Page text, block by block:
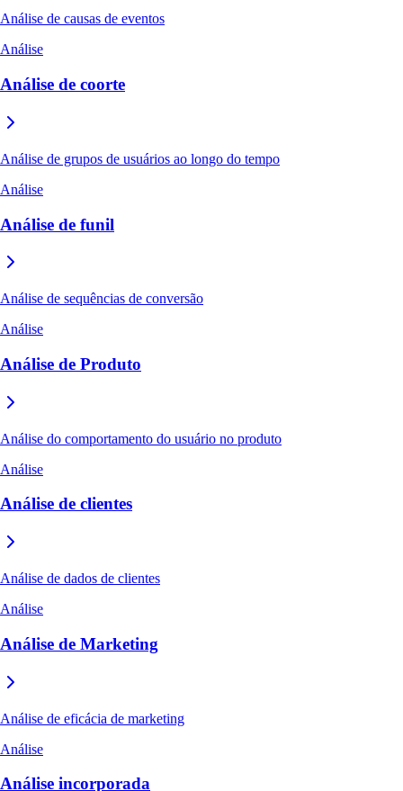
Análise de causas de eventos
Análise
Análise de coorte
Análise de grupos de usuários ao longo do tempo
Análise
Análise de funil
Análise de sequências de conversão
Análise
Análise de Produto
Análise do comportamento do usuário no produto
Análise
Análise de clientes
Análise de dados de clientes
Análise
Análise de Marketing
Análise de eficácia de marketing
Análise
Análise incorporada